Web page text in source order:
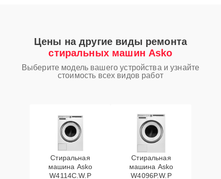
Цены на другие виды ремонта
стиральных машин Asko
Выберите модель вашего устройства и узнайте
стоимость всех видов работ
Стиральная
машина Asko
W4114C.W.P
Стиральная
машина Asko
W4096P.W.P